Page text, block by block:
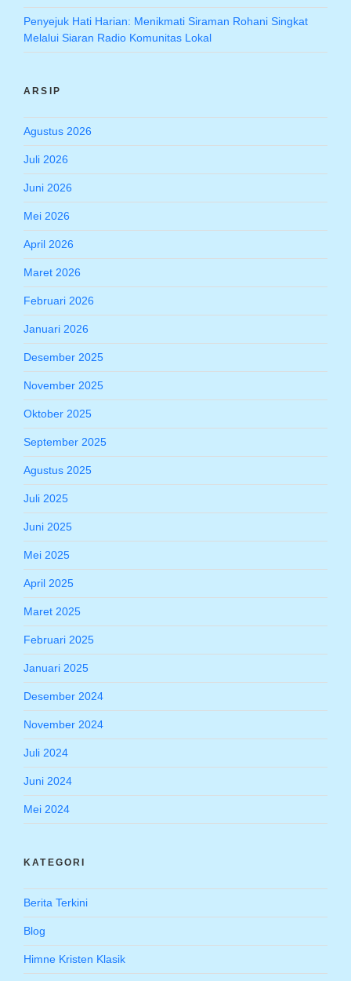
Penyejuk Hati Harian: Menikmati Siraman Rohani Singkat
Melalui Siaran Radio Komunitas Lokal
ARSIP
Agustus 2026
Juli 2026
Juni 2026
Mei 2026
April 2026
Maret 2026
Februari 2026
Januari 2026
Desember 2025
November 2025
Oktober 2025
September 2025
Agustus 2025
Juli 2025
Juni 2025
Mei 2025
April 2025
Maret 2025
Februari 2025
Januari 2025
Desember 2024
November 2024
Juli 2024
Juni 2024
Mei 2024
KATEGORI
Berita Terkini
Blog
Himne Kristen Klasik